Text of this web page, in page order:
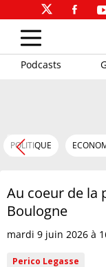
Podcasts
POLITIQUE
Au coeur de la
Boulogne
mardi 9 juin 2026 à
Perico Legasse